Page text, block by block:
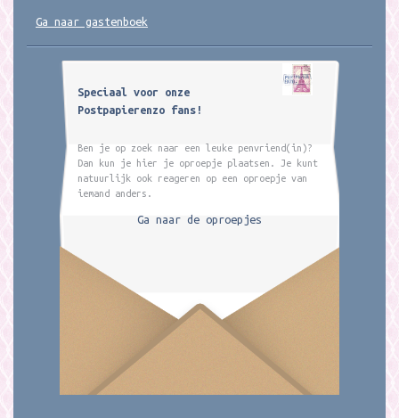
Ga naar gastenboek
Speciaal voor onze
Postpapierenzo fans!
Ben je op zoek naar een leuke penvriend(in)?
Dan kun je hier je oproepje plaatsen. Je kunt
natuurlijk ook reageren op een oproepje van
iemand anders.
Ga naar de oproepjes